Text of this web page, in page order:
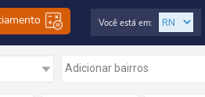
Você está em:
Adicionar bairros